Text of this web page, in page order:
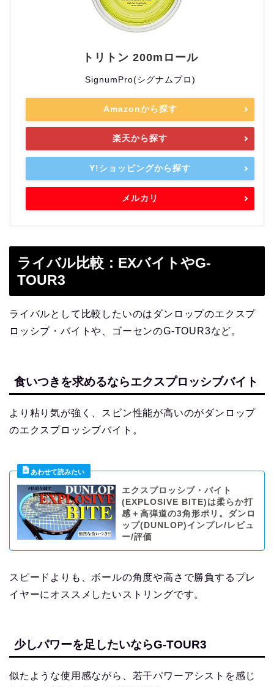
トリトン 200mロール
SignumPro(シグナムプロ)
Amazonから探す
楽天から探す
Y!ショッピングから探す
メルカリ
ライバル比較：EXバイトやG-
TOUR3
ライバルとして比較したいのはダンロップのエクスプ
ロッシブ・バイトや、ゴーセンのG-TOUR3など。
食いつきを求めるならエクスプロッシブバイト
より粘り気が強く、スピン性能が高いのがダンロップ
のエクスプロッシブバイト。
エクスプロッシブ・バイト
(EXPLOSIVE BITE)は柔らか打
感＋高弾道の3角形ポリ。ダンロ
ップ(DUNLOP)インプレ/レビュ
ー/評価
スピードよりも、ボールの角度や高さで勝負するプレ
イヤーにオススメしたいストリングです。
少しパワーを足したいならG-TOUR3
似たような使用感ながら、若干パワーアシストを感じ